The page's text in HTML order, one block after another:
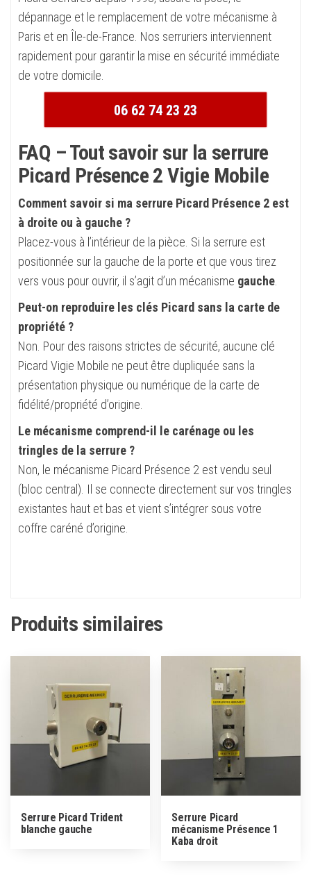
dépannage et le remplacement de votre mécanisme à
Paris et en Île-de-France. Nos serruriers interviennent
rapidement pour garantir la mise en sécurité immédiate
de votre domicile.
06 62 74 23 23
FAQ – Tout savoir sur la serrure
Picard Présence 2 Vigie Mobile
Comment savoir si ma serrure Picard Présence 2 est
à droite ou à gauche ?
Placez-vous à l’intérieur de la pièce. Si la serrure est
positionnée sur la gauche de la porte et que vous tirez
vers vous pour ouvrir, il s’agit d’un mécanisme gauche.
Peut-on reproduire les clés Picard sans la carte de
propriété ?
Non. Pour des raisons strictes de sécurité, aucune clé
Picard Vigie Mobile ne peut être dupliquée sans la
présentation physique ou numérique de la carte de
fidélité/propriété d’origine.
Le mécanisme comprend-il le carénage ou les
tringles de la serrure ?
Non, le mécanisme Picard Présence 2 est vendu seul
(bloc central). Il se connecte directement sur vos tringles
existantes haut et bas et vient s’intégrer sous votre
coffre caréné d’origine.
Produits similaires
Serrure Picard Trident
blanche gauche
Serrure Picard
mécanisme Présence 1
Kaba droit